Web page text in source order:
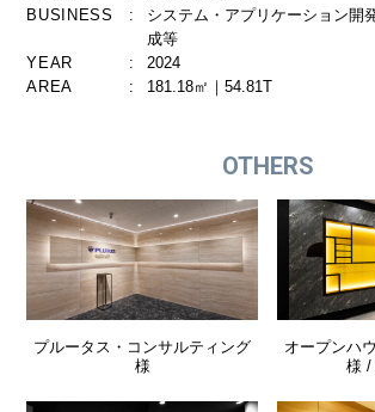
BUSINESS
:
システム・アプリケーション開
成等
YEAR
:
2024
AREA
: 181.18㎡｜54.81T
OTHERS
プルータス・コンサルティング
様
オープンハ
様 /